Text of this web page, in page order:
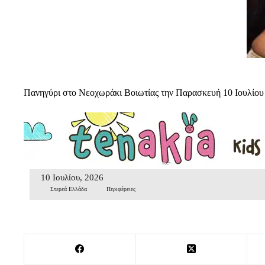
Πανηγύρι στο Νεοχωράκι Βοιωτίας την Παρασκευή 10
10 Ιουλίου, 2026
Στερεά Ελλάδα Περιφέρειες